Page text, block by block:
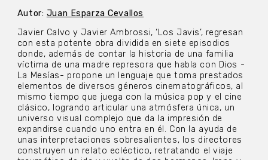
Autor: Juan Esparza Cevallos
Javier Calvo y Javier Ambrossi, ‘Los Javis’, regresan
con esta potente obra dividida en siete episodios
donde, además de contar la historia de una familia
víctima de una madre represora que habla con Dios -
La Mesías- propone un lenguaje que toma prestados
elementos de diversos géneros cinematográficos, al
mismo tiempo que juega con la música pop y el cine
clásico, logrando articular una atmósfera única, un
universo visual complejo que da la impresión de
expandirse cuando uno entra en él. Con la ayuda de
unas interpretaciones sobresalientes, los directores
construyen un relato ecléctico, retratando el viaje